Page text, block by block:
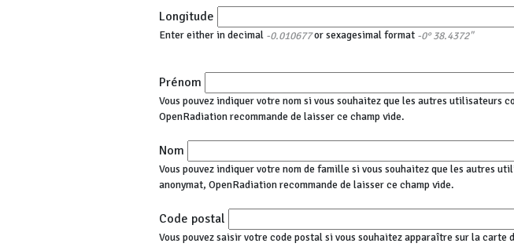
Longitude
Enter either in decimal -0.010677or sexagesimal format -0° 38.4372"
Prénom
Vous pouvez indiquer votre nom si vous souhaitez que les autres
OpenRadiation recommande de laisser ce champ vide.
Nom
Vous pouvez indiquer votre nom de famille si vous souhaitez que les autres
anonymat, OpenRadiation recommande de laisser ce champ vide.
Code postal
Vous pouvez saisir votre code postal si vous souhaitez apparaître sur la